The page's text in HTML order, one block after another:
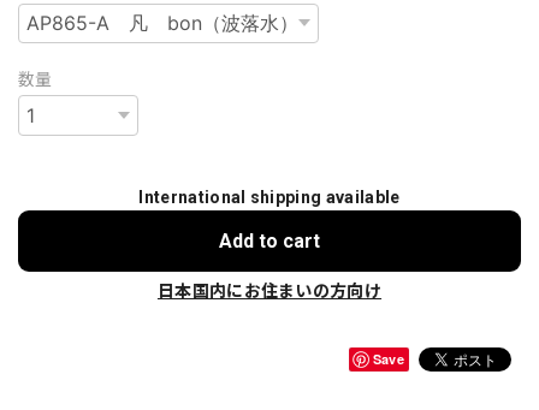
数量
International shipping available
Add to cart
日本国内にお住まいの方向け
Save